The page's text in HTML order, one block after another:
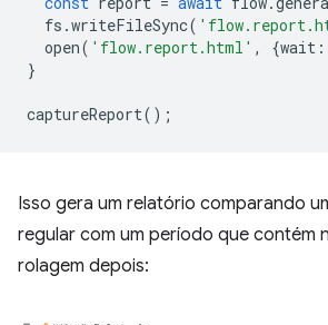
fs .writeFileSync(
open( 'flow.report.html' , {wait :
}
captureReport();
Isso gera um relatório comparando
regular com um período que contém
rolagem depois: